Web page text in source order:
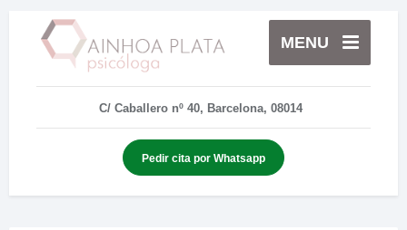
MENU
C/ Caballero nº 40, Barcelona, 08014
Pedir cita por Whatsapp